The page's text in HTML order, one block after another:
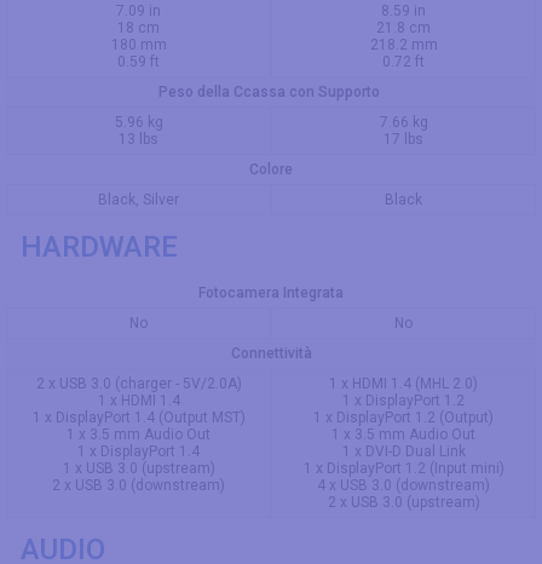
7.09 in
18 cm
180 mm
0.59 ft
8.59 in
21.8 cm
218.2 mm
0.72 ft
Peso della Ccassa con Supporto
5.96 kg
13 lbs
7.66 kg
17 lbs
Colore
Black, Silver
Black
HARDWARE
Fotocamera Integrata
No
No
Connettività
2 x USB 3.0 (charger - 5V/2.0A)
1 x HDMI 1.4
1 x DisplayPort 1.4 (Output MST)
1 x 3.5 mm Audio Out
1 x DisplayPort 1.4
1 x USB 3.0 (upstream)
2 x USB 3.0 (downstream)
1 x HDMI 1.4 (MHL 2.0)
1 x DisplayPort 1.2
1 x DisplayPort 1.2 (Output)
1 x 3.5 mm Audio Out
1 x DVI-D Dual Link
1 x DisplayPort 1.2 (Input mini)
4 x USB 3.0 (downstream)
2 x USB 3.0 (upstream)
AUDIO